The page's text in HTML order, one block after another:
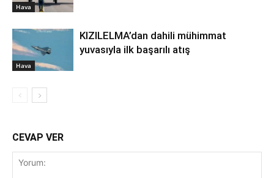
Hava
Hava
KIZILELMA’dan dahili mühimmat
yuvasıyla ilk başarılı atış
CEVAP VER